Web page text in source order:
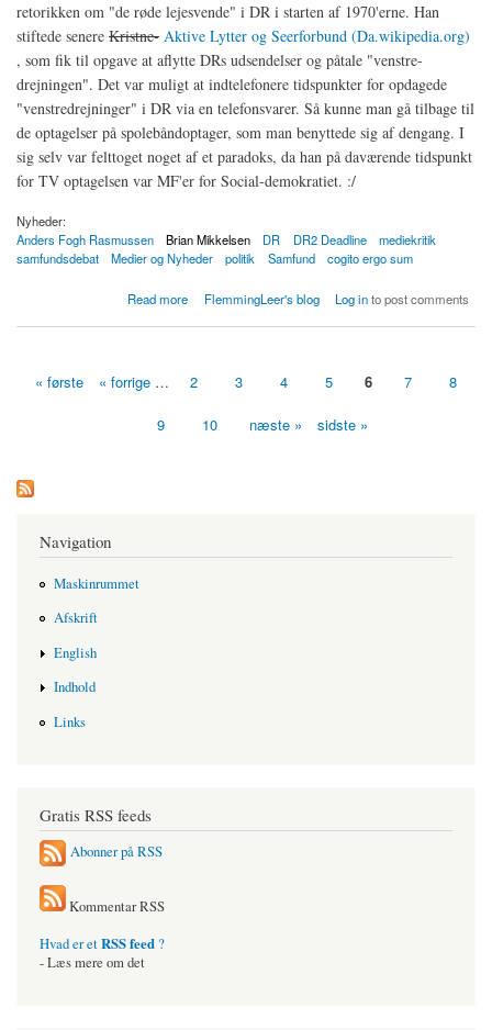
retorikken om "de røde lejesvende" i DR i starten af 1970'erne. Han
stiftede senere Kristne- Aktive Lytter og Seerforbund (Da.wikipedia.org)
, som fik til opgave at aflytte DRs udsendelser og påtale "venstre-
drejningen". Det var muligt at indtelefonere tidspunkter for opdagede
"venstredrejninger" i DR via en telefonsvarer. Så kunne man gå tilbage til
de optagelser på spolebåndoptager, som man benyttede sig af dengang. I
sig selv var felttoget noget af et paradoks, da han på daværende tidspunkt
for TV optagelsen var MF'er for Social-demokratiet. :/
Nyheder:
Anders Fogh Rasmussen
Brian Mikkelsen DR DR2 Deadline
mediekritik
samfundsdebat
Medier og Nyheder politik Samfund cogito ergo sum
Read more
about Manipulerer medierne med os? FlemmingLeer's blog Log into post comments
« første « forrige … 2 3 4 5 6 7 8
9 10 næste » sidste »
Navigation
Maskinrummet
Afskrift
English
Indhold
Links
Gratis RSS feeds
Abonner på RSS
Kommentar RSS
Hvad er etRSS feed ?
- Læs mere om det